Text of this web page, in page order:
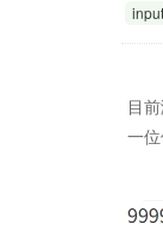
input
目
一